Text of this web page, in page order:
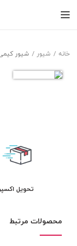
خانه شیور شیور کیمی
تحویل
محصولات مرتبط